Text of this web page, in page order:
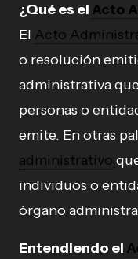
¿Qué es el Acto
El Acto
o resolución
administrativa
personas o
emite. En otras
administrativo
individuos o
órgano
Entendiendo el